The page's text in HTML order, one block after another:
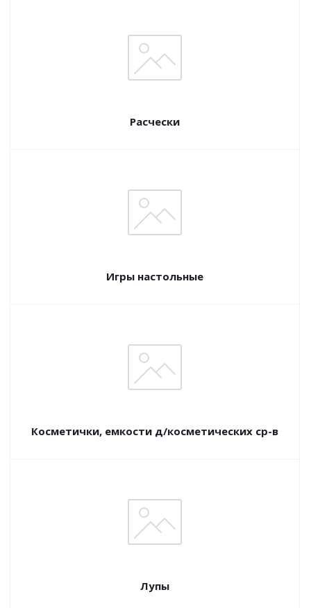
Расчески
Игры настольные
Косметички, емкости д/косметических ср-в
Лупы